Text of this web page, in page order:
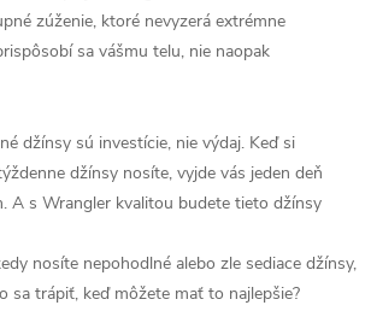
zúženie, ktoré nevyzerá extrémne
sa vášmu telu, nie naopak
džínsy sú investície, nie výdaj. Keď si
džínsy nosíte, vyjde vás jeden deň
A s Wrangler kvalitou budete tieto džínsy
nosíte nepohodlné alebo zle sediace džínsy,
sa trápiť, keď môžete mať to najlepšie?